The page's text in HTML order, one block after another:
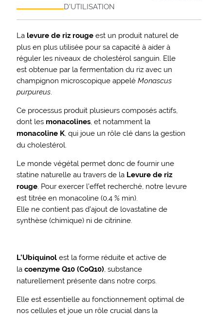
D'UTILISATION
La levure de riz rougeest un produit naturel de
plus en plus utilisée pour sa capacité à aider à
réguler les niveaux de cholestérol sanguin. Elle
est obtenue par la fermentation du riz avec un
champignon microscopique appelé Monascus
purpureus.
Ce processus produit plusieurs composés actifs,
dont les monacolines, et notamment la
monacoline K, qui joue un rôle clé dans la gestion
du cholestérol.
Le monde végétal permet donc de fournir une
statine naturelle au travers de laLevure de riz
rouge. Pour exercer l’effet recherché, notre levure
est titrée en monacoline (0,4 % min).
Elle ne contient pas d’ajout de lovastatine de
synthèse (chimique) ni de citrinine.
L’Ubiquinolest la forme réduite et active de
la coenzyme Q10 (CoQ10) , substance
naturellement présente dans notre corps.
Elle est essentielle au fonctionnement optimal de
nos cellules et joue un rôle crucial dans la